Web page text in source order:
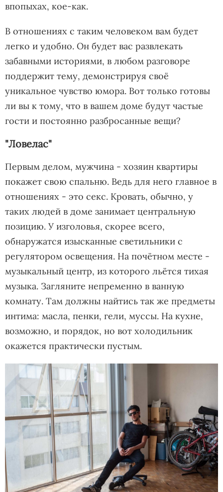
впопыхах, кое-как.
В отношениях с таким человеком вам будет
легко и удобно. Он будет вас развлекать
забавными историями, в любом разговоре
поддержит тему, демонстрируя своё
уникальное чувство юмора. Вот только готовы
ли вы к тому, что в вашем доме будут частые
гости и постоянно разбросанные вещи?
"Ловелас"
Первым делом, мужчина - хозяин квартиры
покажет свою спальню. Ведь для него главное в
отношениях - это секс. Кровать, обычно, у
таких людей в доме занимает центральную
позицию. У изголовья, скорее всего,
обнаружатся изысканные светильники с
регулятором освещения. На почётном месте -
музыкальный центр, из которого льётся тихая
музыка. Загляните непременно в ванную
комнату. Там должны найтись так же предметы
интима: масла, пенки, гели, муссы. На кухне,
возможно, и порядок, но вот холодильник
окажется практически пустым.